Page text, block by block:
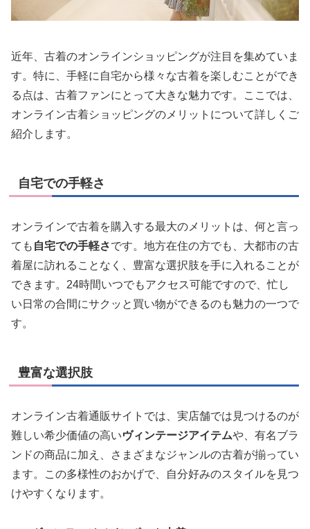
近年、古着のオンラインショッピングが注目を集めていま
す。特に、手軽に自宅から様々な古着を楽しむことができ
る点は、古着ファンにとって大きな魅力です。ここでは、
オンライン古着ショッピングのメリットについて詳しくご
紹介します。
自宅での手軽さ
オンラインで古着を購入する最大のメリットは、何と言っ
ても 自宅での手軽さです。地方在住の方でも、大都市の古
着屋に訪れることなく、豊富な選択肢を手に入れることが
できます。24時間いつでもアクセス可能ですので、忙し
い日常の合間にサクッと買い物ができるのも魅力の一つで
す。
豊富な選択肢
オンライン古着通販サイトでは、実店舗では見つけるのが
難しい希少価値の高いヴィンテージアイテムや、有名ブラ
ンドの商品に加え、さまざまなジャンルの古着が揃ってい
ます。この多様性のおかげで、自分好みのスタイルを見つ
けやすくなります。